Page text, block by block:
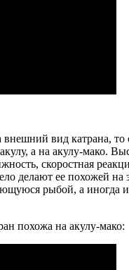
внешний вид катрана, то
а на акулу-мако.
скоростная
делают ее похожей
рыбой, а иногда
похожа на акулу-мако: